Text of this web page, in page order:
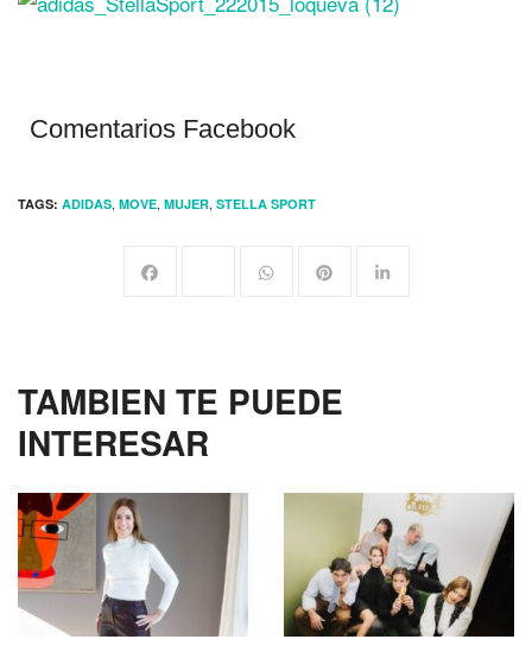
Comentarios Facebook
TAGS: ADIDAS, MOVE, MUJER, STELLA SPORT
TAMBIEN TE PUEDE
INTERESAR